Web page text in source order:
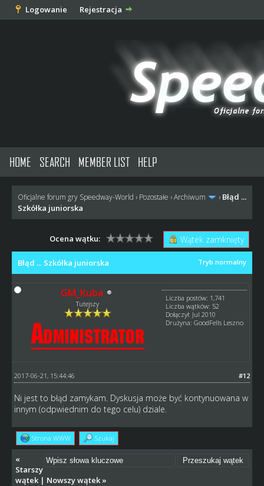
Logowanie Rejestracja
HOME SEARCH MEMBER LIST HELP
Oficjalne forum gry Speedway-World › Pozostałe ›Archiwum › Błąd ...
Szkółka juniorska
Wątek zamknięty
Ocena wątku:
Tryb normalny
Błąd ... Szkółka juniorska
GM_Kuba
Tutejszy
Liczba postów: 1,741
Liczba wątków: 52
Dołączył: Jul 2010
Drużyna: GoodFells Leszno
#12
2017-06-21, 15:44:46
Ni jest to błąd zamykam. Dyskusja może być kontynuowana w
innym (odpwiednim do tego celu) dziale.
Strona WWW Szukaj
«
Starszy
wątek| Nowszy wątek»